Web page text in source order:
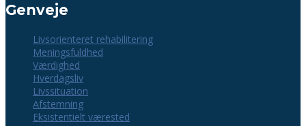
Genveje
Livsorienteret rehabilitering
Meningsfuldhed
Værdighed
Hverdagsliv
Livssituation
Afstemning
Eksistentielt værested